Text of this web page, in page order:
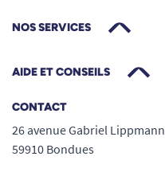
NOS SERVICES
AIDE ET CONSEILS
CONTACT
26 avenue Gabriel Lippmann
59910 Bondues